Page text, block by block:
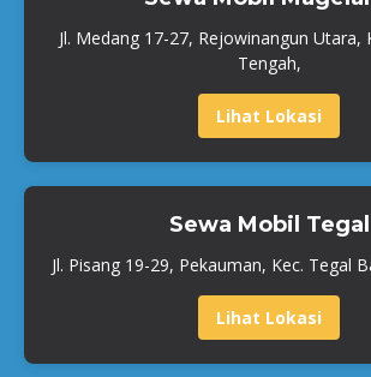
Jl. Medang 17-27, Rejowinangun Utara,
Tengah,
Lihat Lokasi
Sewa Mobil Tegal
Jl. Pisang 19-29, Pekauman, Kec. Tegal
Lihat Lokasi